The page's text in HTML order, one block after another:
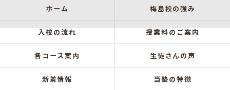
ホーム 梅島校の強み
入校の流れ 授業料のご案内
各コース案内 生徒さんの声
新着情報 当塾の特徴